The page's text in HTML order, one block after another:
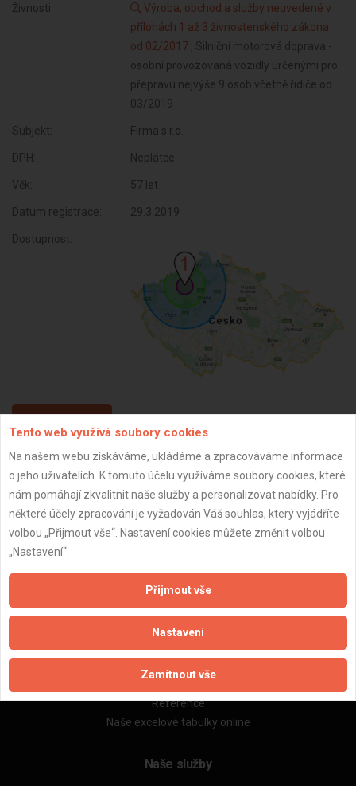
Živnosti:
Výroba, obchod a služby neuvedené v
přílohách 1 až 3 živnostenského zákona
od 02/2017 , Silniční motorová doprava -
osobní provozovaná vozidly určenými pro
přepravu nejvýše 9 osob včetně řidiče od
03/2019
Subjekt: Firma s.r.o.
DPH: Neplátce
Věk: 57 let
Datum registrace: 29.3.2019
Dostupnost:
ZPĚT
Aktualizováno z portálu ARES dne 30.12.2023 12:00:12
Naše firmy a řemeslníci
Zpracování a ochrana osobních údajů
Reference
Naše excelové tabulky online
Naše služby
Tento web využívá soubory cookies
Na našem webu získáváme, ukládáme a zpracováváme informace
o jeho uživatelích. K tomuto účelu využíváme soubory cookies, které
nám pomáhají zkvalitnit naše služby a personalizovat nabídky. Pro
některé účely zpracování je vyžadován Váš souhlas, který vyjádříte
volbou „Přijmout vše“. Nastavení cookies můžete změnit volbou
„Nastavení“.
Přijmout vše
Nastavení
Zamítnout vše